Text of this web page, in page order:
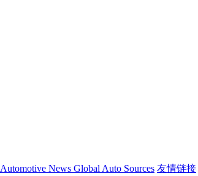
Automotive News Global Auto Sources 友情链接